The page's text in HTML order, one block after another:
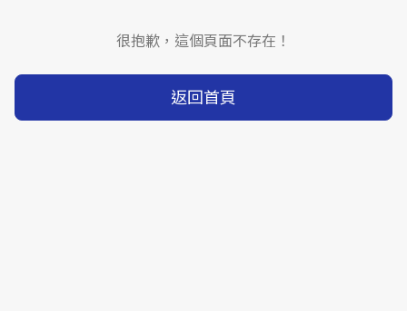
很抱歉，這個頁面不存在！
返回首頁